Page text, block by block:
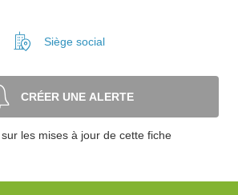
Siège social
CRÉER UNE ALERTE
les mises à jour de cette fiche